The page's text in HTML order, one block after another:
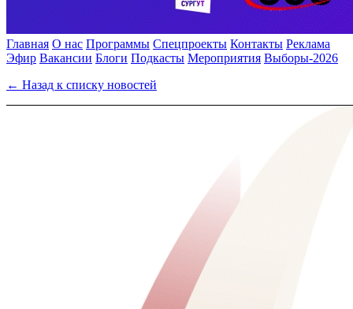
Главная О нас Программы Спецпроекты Контакты Реклама
Эфир Вакансии Блоги Подкасты Мероприятия Выборы-2026
← Назад к списку новостей